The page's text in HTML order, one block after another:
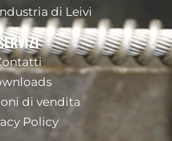
di Leivi
di vendita
Policy